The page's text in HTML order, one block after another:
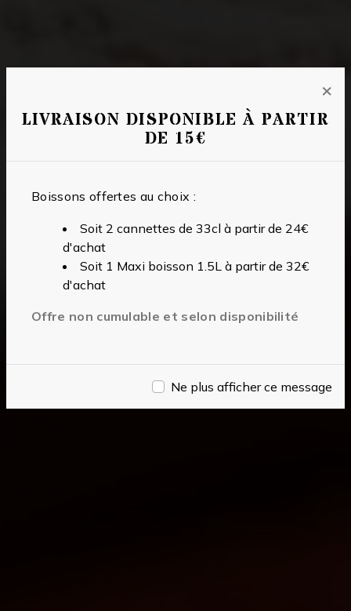
LIVRAISON DISPONIBLE À PARTIR
DE 15€
×
Boissons offertes au choix :
Soit 2 cannettes de 33cl à partir de 24€
d'achat
Soit 1 Maxi boisson 1.5L à partir de 32€
d'achat
Offre non cumulable et selon disponibilité
Ne plus afficher ce message